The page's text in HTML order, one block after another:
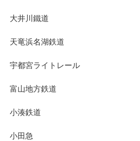
大井川鐵道
天竜浜名湖鉄道
宇都宮ライトレール
富山地方鉄道
小湊鉄道
小田急